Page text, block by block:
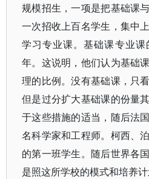
规模招生，一项是把基础课
一次招收上百名学生，集中
学习专业课。基础课专业
年。这说明，他们认为基础
理的比例。没有基础课，只
但是过分扩大基础课的份量
于这些措施的适当，随后法
名科学家和工程师。柯西、
的第一班学生。随后世界各
是照这所学校的模式和培养计